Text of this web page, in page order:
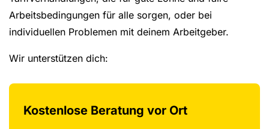
Arbeitsbedingungen für alle sorgen, oder bei
individuellen Problemen mit deinem Arbeitgeber.
Wir unterstützen dich:
Kostenlose Beratung vor Ort